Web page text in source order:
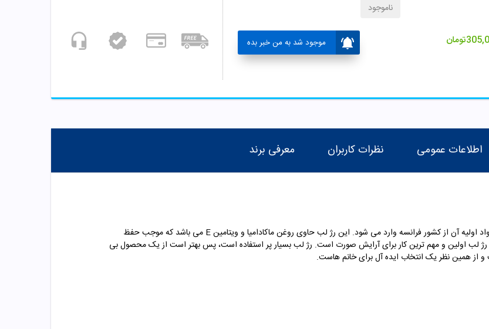
تومان موجود شد به من خبر بده
ناموجود
اطلاعات عمومی نظرات کاربران معرفی برند
رژ لب مایع مات و آبرسان نوت یک محصول ترکیه ای بوده که مواد اولیه آن از کشور فرانسه وارد می شود. این رژ لب حاوی روغن ماکادامیا و ویتامین E می باشد که موجب حفظ
رژ لب اولین و مهم ترین کار برای آرایش صورت است. رژ لب بسیار پر استفاده است، پس بهتر است از یک محصول بی
از همین نظر یک انتخاب ایده آل برای خانم هاست.